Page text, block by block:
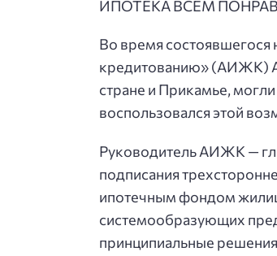
ИПОТЕКА ВСЕМ
Во время
кредитованию» (АИЖК)
стране и Прикамье,
воспользовался этой
Руководитель АИЖК —
подписания
ипотечным фондом
системообразующих
принципиальные